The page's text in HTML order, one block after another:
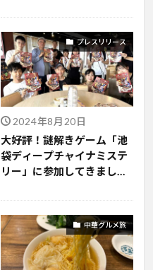
プレスリリース
2024年8月20日
大好評！謎解きゲーム「池
袋ディープチャイナミステ
リー」に参加してきまし
中華グルメ旅